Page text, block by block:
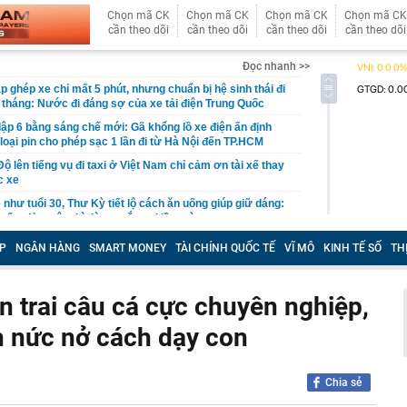
Chọn mã CK
cần theo dõi
Chọn mã CK
cần theo dõi
Chọn mã CK
cần theo dõi
Chọn mã CK
cần theo dõi
Đọc nhanh >>
ghép xe chỉ mất 5 phút, nhưng chuẩn bị hệ sinh thái đi
Nước đi đáng sợ của xe tải điện Trung Quốc
6 bằng sáng chế mới: Gã khổng lồ xe điện ấn định
pin cho phép sạc 1 lần đi từ Hà Nội đến TP.HCM
lên tiếng vụ đi taxi ở Việt Nam chỉ cảm ơn tài xế thay
xe
như tuổi 30, Thư Kỳ tiết lộ cách ăn uống giúp giữ dáng:
giảm cân thì đừng mắc sai lầm này
thi đấu hơn 22 tỷ đồng: Công an vào cuộc, Sở Xây
phục vụ tới 50 triệu hành khách
lừa đảo đăng ký giải chạy dành cho trẻ em
nhất hành tinh" gần 7.800 tỷ đồng, dài 2,2km ở Hà
NGÂN HÀNG SMART MONEY TÀI CHÍNH QUỐC TẾ VĨ MÔ KINH TẾ SỐ
trai câu cá cực chuyên nghiệp,
nở cách dạy con
Chia sẻ